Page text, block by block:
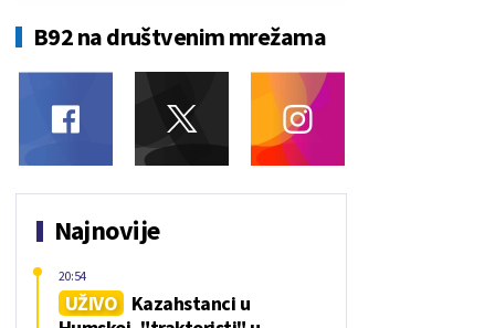
B92 na društvenim mrežama
Najnovije
UŽIVO
Kazahstanci u
20:54